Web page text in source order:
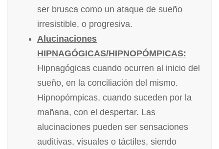
ser brusca como un ataque de sueño
irresistible, o progresiva.
Alucinaciones
HIPNAGÓGICAS/HIPNOPÓMPICAS:
Hipnagógicas cuando ocurren al inicio del
sueño, en la conciliación del mismo.
Hipnopómpicas, cuando suceden por la
mañana, con el despertar. Las
alucinaciones pueden ser sensaciones
auditivas, visuales o táctiles, siendo